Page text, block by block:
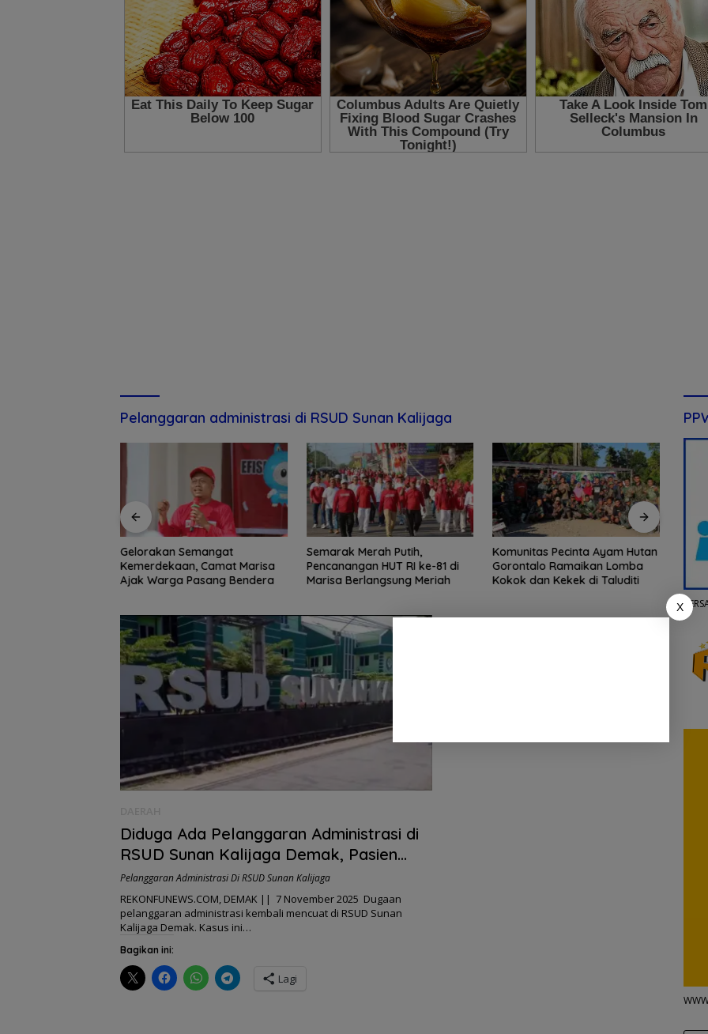
Pelanggaran administrasi di RSUD Sunan Kalijaga
Semarak Merah Putih,
Pencanangan HUT RI ke-81 di
Marisa Berlangsung Meriah
Komunitas Pecinta Ayam Hutan
Gorontalo Ramaikan Lomba
Kokok dan Kekek di Taluditi
Beri Kepastian Hukum, BJA
Group Fasilitasi Penerbitan SHM
Lahan Warga
Diduga Ada Pelanggaran Administrasi di
RSUD Sunan Kalijaga Demak, Pasien
Merasa Dirugikan!
Pelanggaran Administrasi Di RSUD Sunan Kalijaga
REKONFUNEWS.COM, DEMAK || 7 November 2025 Dugaan
pelanggaran administrasi kembali mencuat di RSUD Sunan
Kalijaga Demak. Kasus ini…
Bagikan ini:
Lagi
X